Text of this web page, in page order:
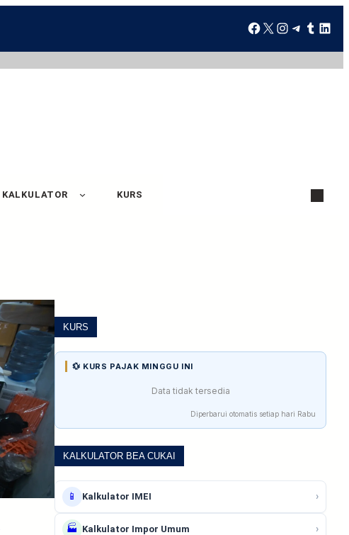
KALKULATOR KURS
KURS
💱 KURS PAJAK MINGGU INI
Data tidak tersedia
Diperbarui otomatis setiap hari Rabu
KALKULATOR BEA CUKAI
📱 Kalkulator IMEI ›
🏭 Kalkulator Impor Umum ›